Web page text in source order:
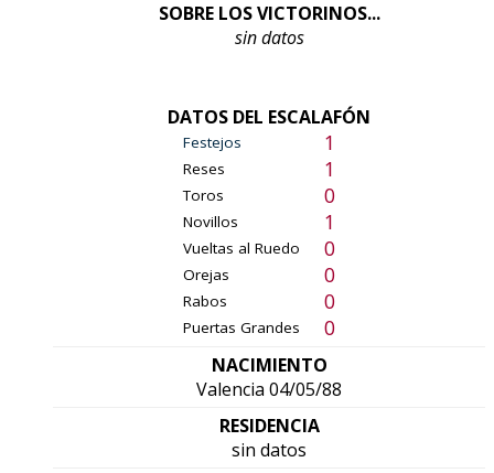
SOBRE LOS VICTORINOS...
sin datos
DATOS DEL ESCALAFÓN
Festejos 1
Reses 1
Toros 0
Novillos 1
Vueltas al Ruedo 0
Orejas 0
Rabos 0
Puertas Grandes 0
NACIMIENTO
Valencia 04/05/88
RESIDENCIA
sin datos